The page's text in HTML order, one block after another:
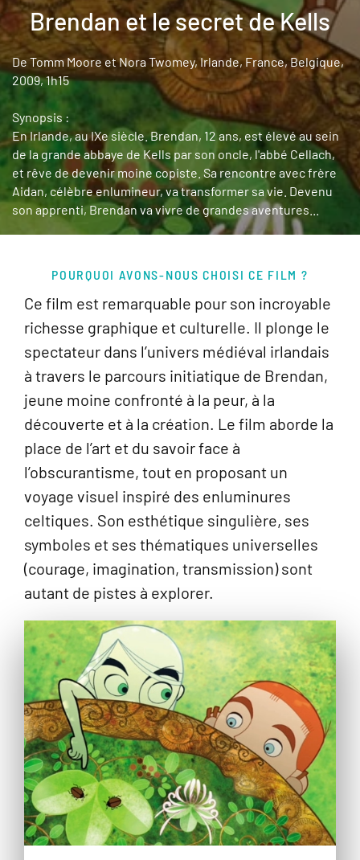
Brendan et le secret de Kells
De Tomm Moore et Nora Twomey, Irlande, France, Belgique,
2009, 1h15
Synopsis :
En Irlande, au IXe siècle. Brendan, 12 ans, est élevé au sein
de la grande abbaye de Kells par son oncle, l'abbé Cellach,
et rêve de devenir moine copiste. Sa rencontre avec frère
Aidan, célèbre enlumineur, va transformer sa vie. Devenu
son apprenti, Brendan va vivre de grandes aventures...
POURQUOI AVONS-NOUS CHOISI CE FILM ?
Ce film est remarquable pour son incroyable
richesse graphique et culturelle. Il plonge le
spectateur dans l’univers médiéval irlandais
à travers le parcours initiatique de Brendan,
jeune moine confronté à la peur, à la
découverte et à la création. Le film aborde la
place de l’art et du savoir face à
l’obscurantisme, tout en proposant un
voyage visuel inspiré des enluminures
celtiques. Son esthétique singulière, ses
symboles et ses thématiques universelles
(courage, imagination, transmission) sont
autant de pistes à explorer.